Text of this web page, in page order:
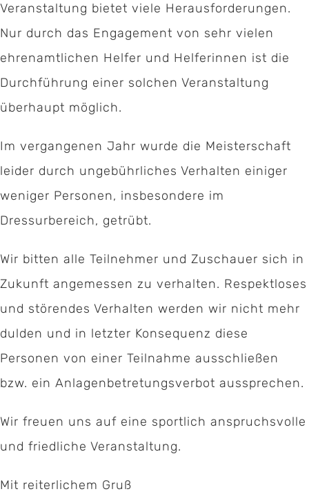
Veranstaltung bietet viele Herausforderungen.
Nur durch das Engagement von sehr vielen
ehrenamtlichen Helfer und Helferinnen ist die
Durchführung einer solchen Veranstaltung
überhaupt möglich.
Im vergangenen Jahr wurde die Meisterschaft
leider durch ungebührliches Verhalten einiger
weniger Personen, insbesondere im
Dressurbereich, getrübt.
Wir bitten alle Teilnehmer und Zuschauer sich in
Zukunft angemessen zu verhalten. Respektloses
und störendes Verhalten werden wir nicht mehr
dulden und in letzter Konsequenz diese
Personen von einer Teilnahme ausschließen
bzw. ein Anlagenbetretungsverbot aussprechen.
Wir freuen uns auf eine sportlich anspruchsvolle
und friedliche Veranstaltung.
Mit reiterlichem Gruß